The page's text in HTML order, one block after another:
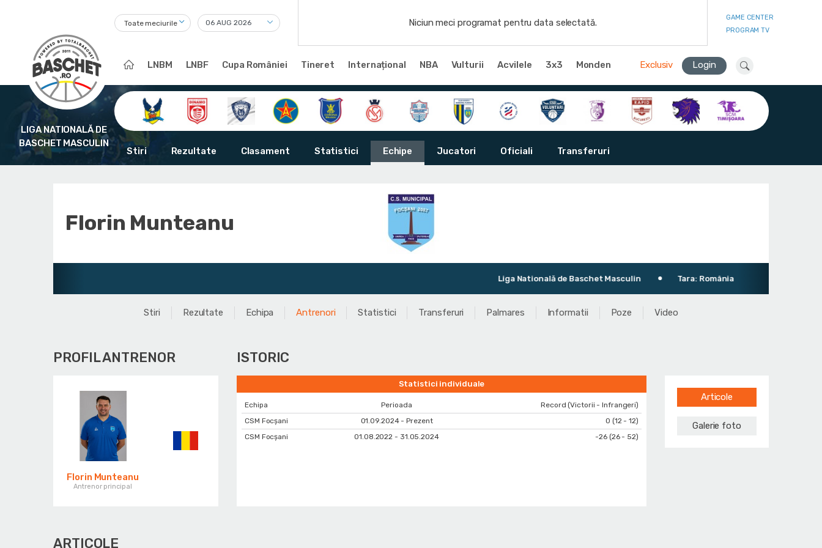
Toate meciurile Niciun meci programat pentru data selectată.
GAME CENTER
PROGRAM TV
LNBM LNBF Cupa României Tineret Internațional NBA Vulturii Acvilele 3x3 Monden Exclusiv Login
LIGA NATIONALĂ DE
BASCHET MASCULIN
Stiri Rezultate Clasament Statistici Echipe Jucatori Oficiali Transferuri
Florin Munteanu
Liga Natională de Baschet Masculin Tara: România
Stiri Rezultate Echipa Antrenori Statistici Transferuri Palmares Informatii Poze Video
PROFIL ANTRENOR
Florin Munteanu
Antrenor principal
ISTORIC
Statistici individuale
Echipa Perioada
Record (Victorii - Infrangeri)
CSM Focșani
01.09.2024 - Prezent
0 (12 - 12)
CSM Focșani
01.08.2022 - 31.05.2024 -26 (26 - 52)
Articole
Galerie foto
ARTICOLE